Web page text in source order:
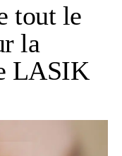
tout le
la
LASIK